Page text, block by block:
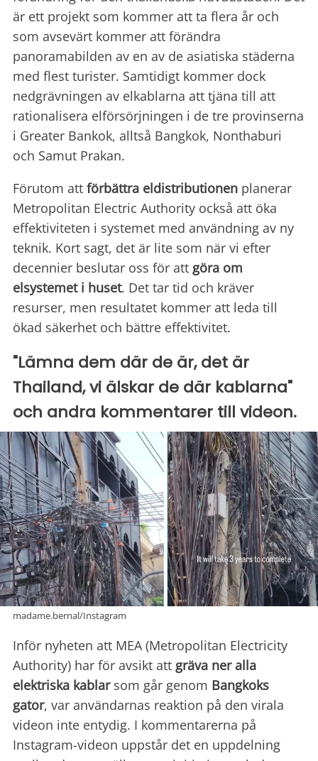
är ett projekt som kommer att ta flera år och
som avsevärt kommer att förändra
panoramabilden av en av de asiatiska städerna
med flest turister. Samtidigt kommer dock
nedgrävningen av elkablarna att tjäna till att
rationalisera elförsörjningen i de tre provinserna
i Greater Bankok, alltså Bangkok, Nonthaburi
och Samut Prakan.
Förutom att förbättra eldistributionen planerar
Metropolitan Electric Authority också att öka
effektiviteten i systemet med användning av ny
teknik. Kort sagt, det är lite som när vi efter
decennier beslutar oss för att göra om
elsystemet i huset. Det tar tid och kräver
resurser, men resultatet kommer att leda till
ökad säkerhet och bättre effektivitet.
"Lämna dem där de är, det är
Thailand, vi älskar de där kablarna"
och andra kommentarer till videon.
madame.bernal/Instagram
Inför nyheten att MEA (Metropolitan Electricity
Authority) har för avsikt att gräva ner alla
elektriska kablarsom går genom Bangkoks
gator, var användarnas reaktion på den virala
videon inte entydig. I kommentarerna på
Instagram-videon uppstår det en uppdelning